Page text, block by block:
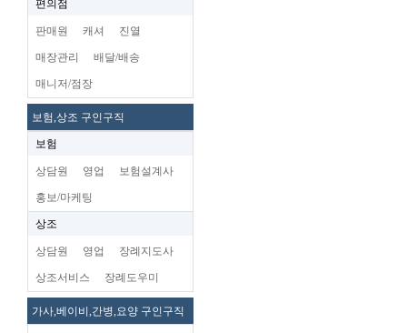
편의점
판매원 캐셔 진열
매장관리 배달/배송
매니저/점장
보험,상조 구인구직
보험
상담원 영업 보험설계사
홍보/마케팅
상조
상담원 영업 장례지도사
상조서비스 장례도우미
가사,베이비,간병,요양 구인구직